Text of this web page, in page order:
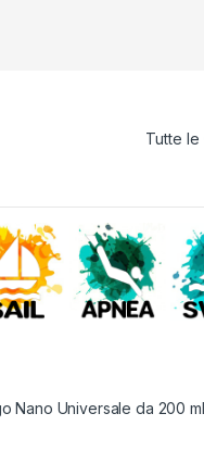
SAIL
Nano Universale da 200